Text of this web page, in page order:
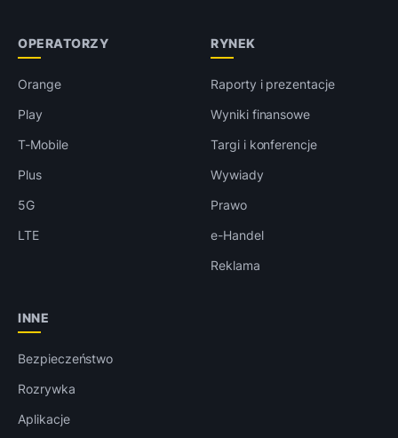
OPERATORZY
Orange
Play
T-Mobile
Plus
5G
LTE
RYNEK
Raporty i prezentacje
Wyniki finansowe
Targi i konferencje
Wywiady
Prawo
e-Handel
Reklama
INNE
Bezpieczeństwo
Rozrywka
Aplikacje